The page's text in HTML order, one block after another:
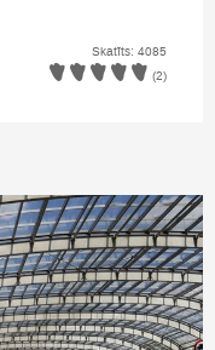
Skatīts: 4085
(2)